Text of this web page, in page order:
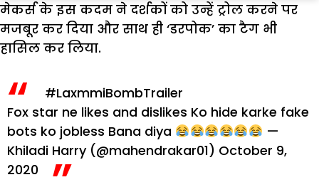
मेकर्स के इस कदम ने दर्शकों को उन्हें ट्रोल करने पर
मजबूर कर दिया और साथ ही ‘डरपोक’ का टैग भी
हासिल कर लिया.
#LaxmmiBombTrailer
Fox star ne likes and dislikes Ko hide karke fake
bots ko jobless Bana diya
—
Khiladi Harry (@mahendrakar01) October 9,
2020